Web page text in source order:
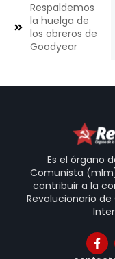
Respaldemos
la huelga de
los obreros de
Goodyear
Es el órgano
Comunista
contribuir a la
Revolucionario